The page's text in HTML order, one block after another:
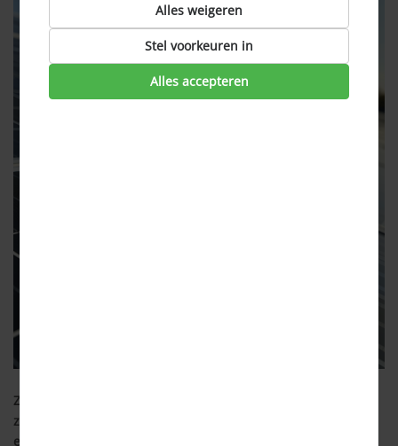
Zonnige zomers waren altijd een zegen voor
zonnepanelenbezitters, die niet alleen hun eigen
energieverbruik konden compenseren, maar ook konden
Alles weigeren
Stel voorkeuren in
Alles accepteren